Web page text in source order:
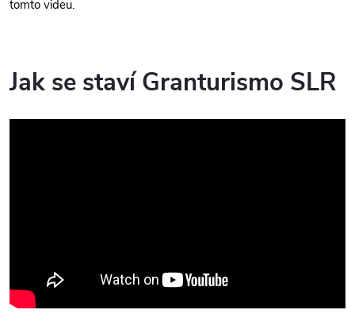
tomto videu.
Jak se staví Granturismo SLR